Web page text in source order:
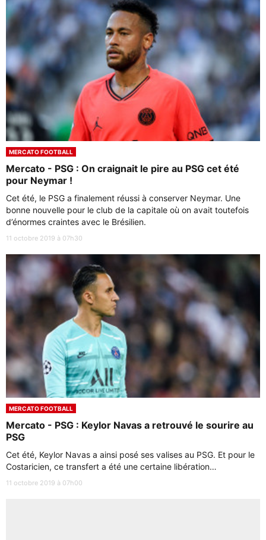
MERCATO FOOTBALL
Mercato - PSG : On craignait le pire au PSG cet été
pour Neymar !
Cet été, le PSG a finalement réussi à conserver Neymar. Une
bonne nouvelle pour le club de la capitale où on avait toutefois
d’énormes craintes avec le Brésilien.
11 octobre 2019 à 07h30
MERCATO FOOTBALL
Mercato - PSG : Keylor Navas a retrouvé le sourire au
PSG
Cet été, Keylor Navas a ainsi posé ses valises au PSG. Et pour le
Costaricien, ce transfert a été une certaine libération…
11 octobre 2019 à 07h00